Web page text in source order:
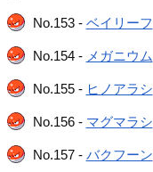
No.153 - ベイリーフ
No.154 - メガニウム
No.155 - ヒノアラシ
No.156 - マグマラシ
No.157 - バクフーン